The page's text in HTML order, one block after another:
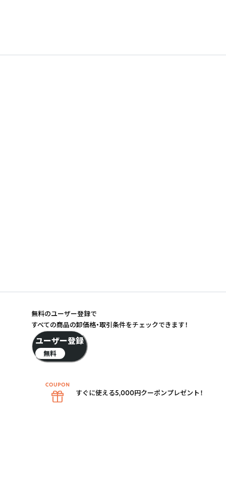
無料のユーザー登録で
すべての商品の卸価格・取引条件をチェックできます！
ユーザー登録
無料
すぐに使える5,000円クーポンプレゼント！